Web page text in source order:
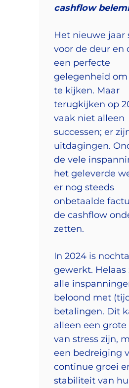
cashflow
Het nieuwe jaar
voor de deur en
een perfecte
gelegenheid
te kijken. Maar
terugkijken op
vaak niet alleen
successen; er
uitdagingen.
de vele
het geleverde
er nog steeds
onbetaalde
de cashflow
zetten.
In 2024 is
gewerkt.
alle
beloond met
betalingen. Dit
alleen een grote
van stress zijn,
een bedreiging
continue groei
stabiliteit van